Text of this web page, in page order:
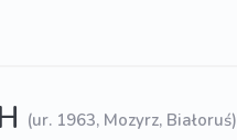
(ur. 1963, Mozyrz, Białoruś)